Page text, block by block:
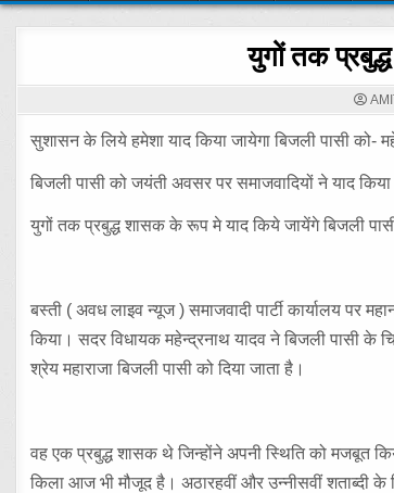
युगों तक
सुशासन के लिये हमेशा याद किया जायेगा बिजली पासी को-
बिजली पासी को जयंती अवसर पर समाजवादियों ने याद किया
युगों तक प्रबुद्ध शासक के रूप मे याद किये जायेंगे बिजली
बस्ती ( अवध लाइव न्यूज ) समाजवादी पार्टी कार्यालय पर
किया। सदर विधायक महेन्द्रनाथ यादव ने बिजली पासी के
श्रेय महाराजा बिजली पासी को दिया जाता है।
वह एक प्रबुद्ध शासक थे जिन्होंने अपनी स्थिति को मजबूत
किला आज भी मौजूद है। अठारहवीं और उन्नीसवीं शताब्दी